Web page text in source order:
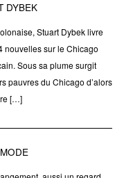
DYBEK
Stuart Dybek livre
nouvelles sur le Chicago
Sous sa plume surgit
pauvres du Chicago d’alors
[…]